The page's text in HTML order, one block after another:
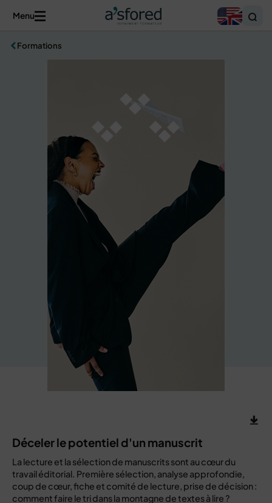
Menu
Formations
Déceler le potentiel d'un manuscrit
La lecture et la sélection de manuscrits sont au cœur du
travail éditorial. Première sélection, analyse approfondie,
coup de cœur, fiche et comité de lecture, prise de décision :
comment faire le tri dans la montagne de textes à lire ?